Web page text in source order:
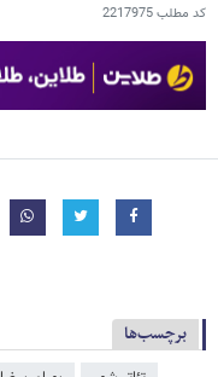
کد مطلب2217975
برچسب‌ها